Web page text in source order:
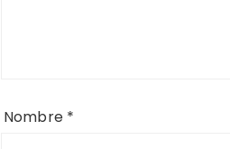
Nombre *